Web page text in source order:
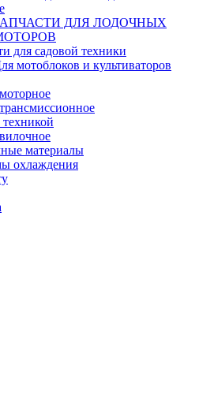
ДЛЯ ЛОДОЧНЫХ
для садовой техники
мотоблоков и культиваторов
техникой
материалы
охлаждения